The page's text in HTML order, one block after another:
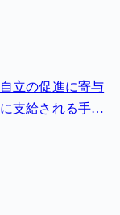
立の促進に寄与
支給される手